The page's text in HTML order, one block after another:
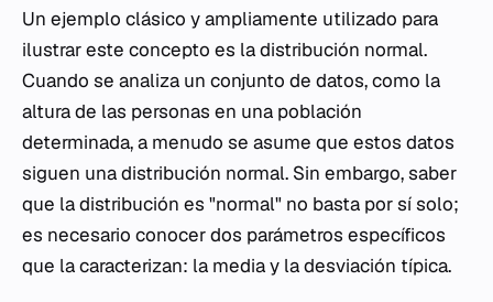
Un ejemplo clásico y ampliamente utilizado para
ilustrar este concepto es la distribución normal.
Cuando se analiza un conjunto de datos, como la
altura de las personas en una población
determinada, a menudo se asume que estos datos
siguen una distribución normal. Sin embargo, saber
que la distribución es "normal" no basta por sí solo;
es necesario conocer dos parámetros específicos
que la caracterizan: la media y la desviación típica.